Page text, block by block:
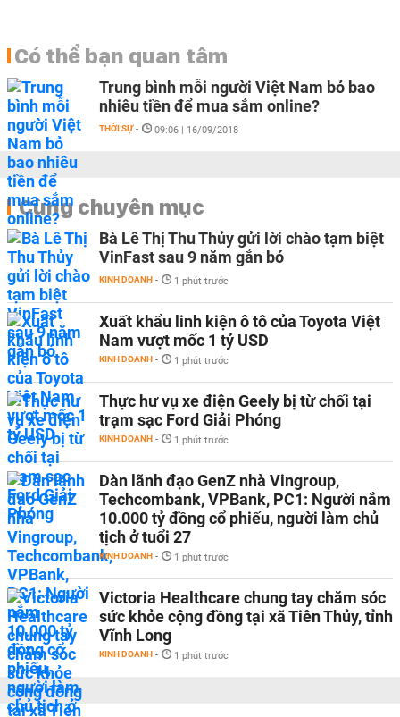
Có thể bạn quan tâm
Trung bình mỗi người Việt Nam bỏ bao
nhiêu tiền để mua sắm online?
THỜI SỰ - 09:06 | 16/09/2018
Cùng chuyên mục
Bà Lê Thị Thu Thủy gửi lời chào tạm biệt
VinFast sau 9 năm gắn bó
KINH DOANH - 1 phút trước
Xuất khẩu linh kiện ô tô của Toyota Việt
Nam vượt mốc 1 tỷ USD
KINH DOANH - 1 phút trước
Thực hư vụ xe điện Geely bị từ chối tại
trạm sạc Ford Giải Phóng
KINH DOANH - 1 phút trước
Dàn lãnh đạo GenZ nhà Vingroup,
Techcombank, VPBank, PC1: Người nắm
10.000 tỷ đồng cổ phiếu, người làm chủ
tịch ở tuổi 27
KINH DOANH - 1 phút trước
Victoria Healthcare chung tay chăm sóc
sức khỏe cộng đồng tại xã Tiên Thủy, tỉnh
Vĩnh Long
KINH DOANH - 1 phút trước